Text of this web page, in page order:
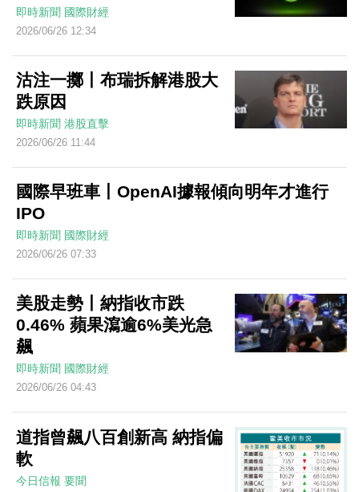
即時新聞 國際財經
2026/06/26 12:34
沽注一擲丨布瑞拆解港股大
跌原因
即時新聞 港股直擊
2026/06/26 11:44
國際早班車丨OpenAI據報傾向明年才進行
IPO
即時新聞 國際財經
2026/06/26 07:33
美股走勢丨納指收市跌
0.46% 蘋果瀉逾6%美光急
飆
即時新聞 國際財經
2026/06/26 04:43
道指曾飆八百創新高 納指偏
軟
今日信報 要聞